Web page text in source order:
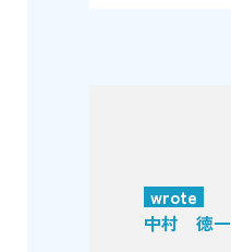
wrote
中村 徳一